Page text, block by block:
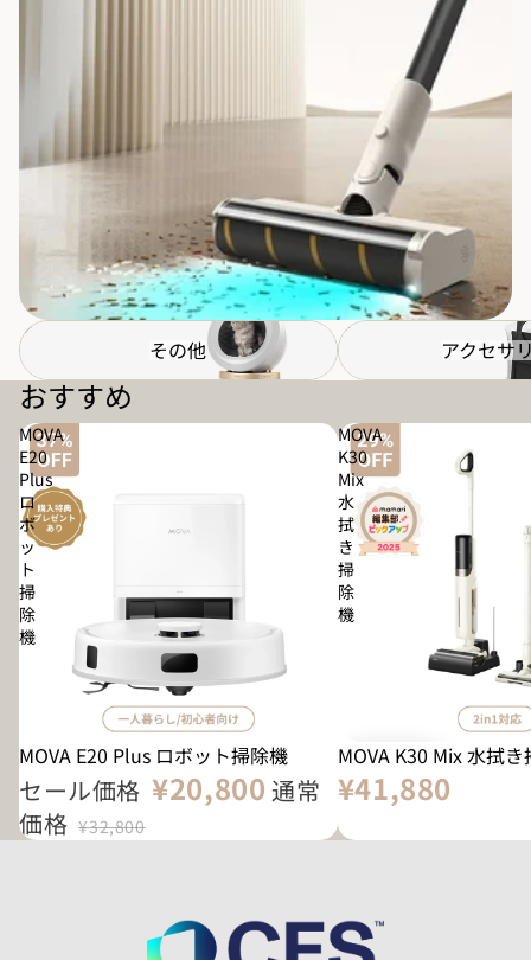
その他
その他
アクセサリー
アクセサ
おすすめ
MOVA
E20
Plus
ロ
ボ
ッ
ト
掃
除
機
MOVA E20 Plus ロボット掃除機
セール価格 ¥20,800 通常
価格 ¥32,800
MOVA
K30
Mix
水
拭
き
掃
除
機
MOVA K30 Mix 水拭
¥41,880